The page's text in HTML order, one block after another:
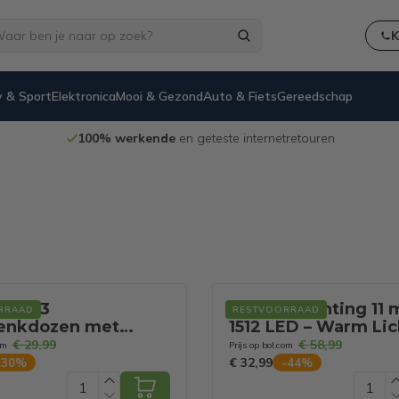
& SportElektronicaMooi & GezondAuto & FietsGereedschap
100% werkendeen geteste internetretouren
- 3
met
- 90 LEDs
€ 29,99
30%
RESTVOORRAAD
Kerstverlichting 11
1512 LED – Warm
Geschikt voor
Buiten
Prijs op bol.com € 58,99
€ 32,99
-44%